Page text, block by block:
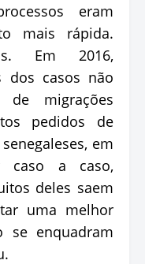
eram
mais rápida.
Em 2016,
dos casos não
migrações
pedidos de
em
caso a caso,
deles saem
uma melhor
se enquadram